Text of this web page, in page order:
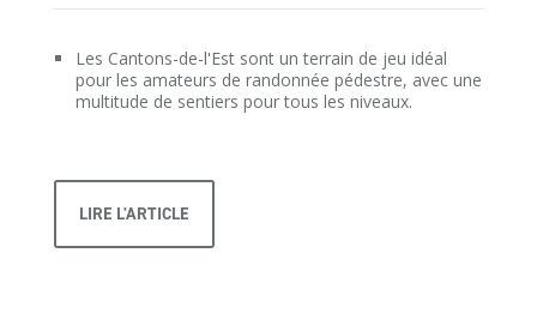
Les Cantons-de-l'Est sont un terrain de jeu idéal
pour les amateurs de randonnée pédestre, avec une
multitude de sentiers pour tous les niveaux.
LIRE L'ARTICLE